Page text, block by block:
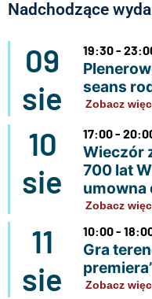
Nadchodzące
09
sie
19:30 -
seans
Zobacz
10
sie
17:00 -
Wieczór
700 lat
umowna
Zobacz
11
sie
10:00 -
Gra
Zobacz